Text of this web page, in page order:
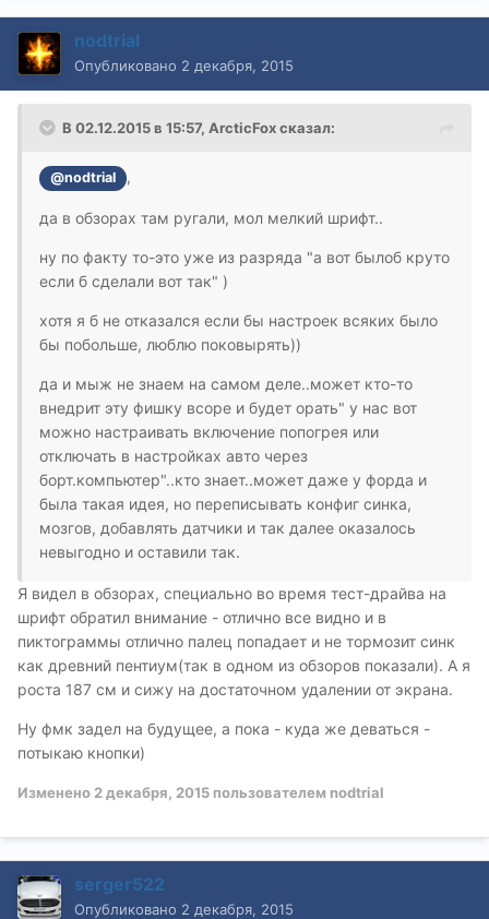
nodtrial
Опубликовано 2 декабря, 2015
В 02.12.2015 в 15:57, ArcticFox сказал:
@nodtrial ,
да в обзорах там ругали, мол мелкий шрифт..
ну по факту то-это уже из разряда "а вот былоб круто
если б сделали вот так" )
хотя я б не отказался если бы настроек всяких было
бы побольше, люблю поковырять))
да и мыж не знаем на самом деле..может кто-то
внедрит эту фишку всоре и будет орать" у нас вот
можно настраивать включение попогрея или
отключать в настройках авто через
борт.компьютер"..кто знает..может даже у форда и
была такая идея, но переписывать конфиг синка,
мозгов, добавлять датчики и так далее оказалось
невыгодно и оставили так.
Я видел в обзорах, специально во время тест-драйва на
шрифт обратил внимание - отлично все видно и в
пиктограммы отлично палец попадает и не тормозит синк
как древний пентиум(так в одном из обзоров показали). А я
роста 187 см и сижу на достаточном удалении от экрана.
Ну фмк задел на будущее, а пока - куда же деваться -
потыкаю кнопки)
Изменено 2 декабря, 2015 пользователем nodtrial
serger522
Опубликовано 2 декабря, 2015